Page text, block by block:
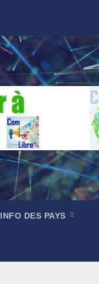
INFO DES PAYS